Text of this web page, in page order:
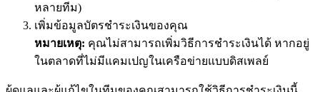
หลายทีม)
เพิ่มข้อมูลบัตรชำระเงินของคุณ
หมายเหตุ: คุณไม่สามารถเพิ่มวิธีการชำระเงินได้ หากอยู่
ในตลาดที่ไม่มีแคมเปญในเครือข่ายแบบดิสเพลย์